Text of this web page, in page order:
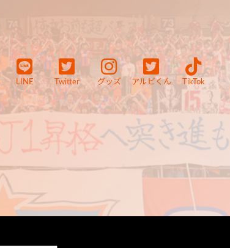
LINE Twitter グッズ アルビくん TikTok